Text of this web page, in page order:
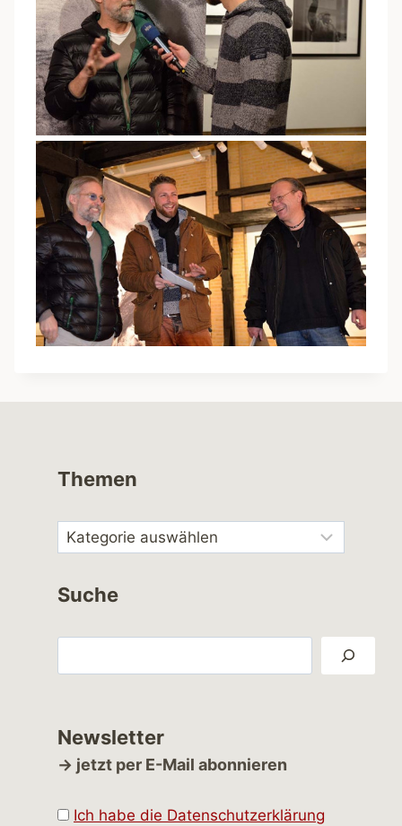
Themen
Suche
Newsletter
→ jetzt per E-Mail abonnieren
Ich habe die Datenschutzerklärung